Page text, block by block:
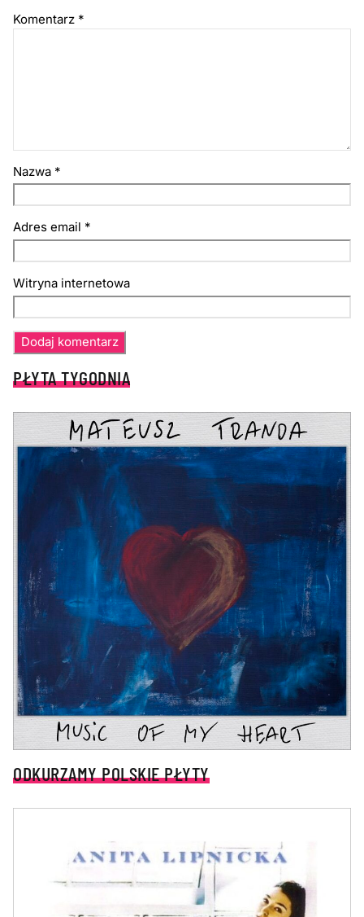
Komentarz *
Nazwa *
Adres email *
Witryna internetowa
PŁYTA TYGODNIA
ODKURZAMY POLSKIE PŁYTY